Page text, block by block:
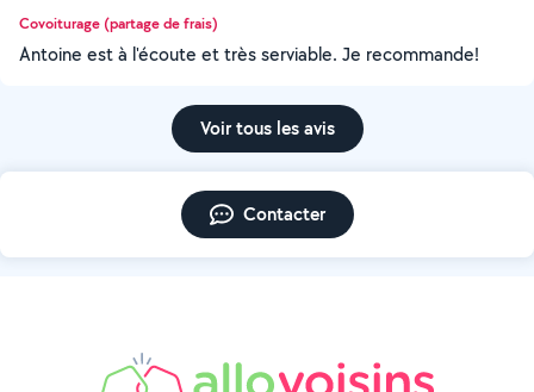
Covoiturage (partage de frais)
Antoine est à l'écoute et très serviable. Je recommande!
Voir tous les avis
Contacter